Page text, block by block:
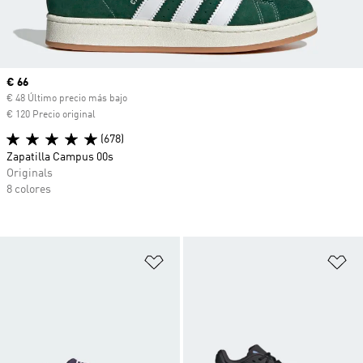
Precio actual
€ 66
€ 48 Último precio más bajo
€ 120 Precio original
(678)
Zapatilla Campus 00s
Originals
8 colores